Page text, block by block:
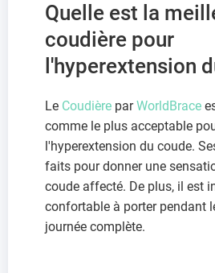
Quelle est la
coudière pour
l'hyperextension
Le Coudière parWorldBrace
comme le plus acceptable
l'hyperextension du coude.
faits pour donner une
coude affecté. De plus, il est
confortable à porter pendant
journée complète.